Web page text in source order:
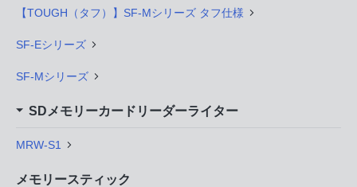
【TOUGH（タフ）】SF-Mシリーズ タフ仕様
SF-Eシリーズ
SF-Mシリーズ
SDメモリーカードリーダーライター
MRW-S1
メモリースティック